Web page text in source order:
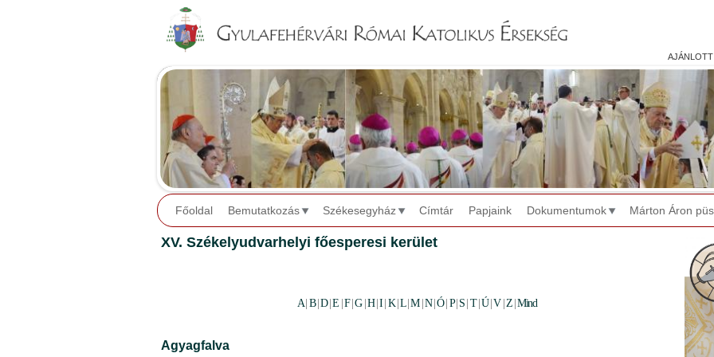
ajánlott
Főoldal Bemutatkozás Székesegyház Címtár Papjaink Dokumentumok Márton Áron
XV. Székelyudvarhelyi főesperesi kerület
A B |D |E F |G H |I K L |M N |Ó P| S T Ú |V Z |Mind
Agyagfalva